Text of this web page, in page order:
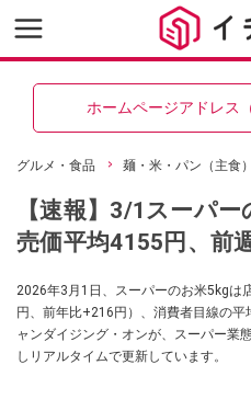
ホームページアドレス
グルメ・食品 麺・米・パン（主食）
【速報】3/1スーパ
売価平均4155円、前
2026年3月1日、スーパーのお米5kgは
円、前年比+216円）、消費者目線の
ャンダイジング・オンが、スーパー業
しリアルタイムで更新しています。